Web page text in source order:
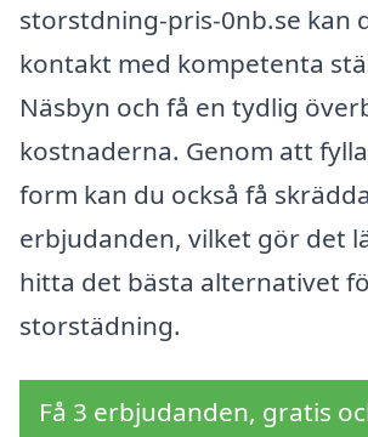
storstdning-pris-0nb.se kan
kontakt med kompetenta
Näsbyn och få en tydlig
kostnaderna. Genom att
form kan du också få
erbjudanden, vilket gör det
hitta det bästa alternativet
storstädning.
Få 3 erbjudanden, gratis